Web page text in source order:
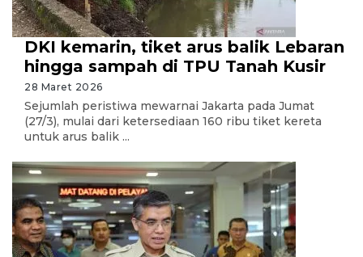
DKI kemarin, tiket arus balik Lebaran
hingga sampah di TPU Tanah Kusir
28 Maret 2026
Sejumlah peristiwa mewarnai Jakarta pada Jumat
(27/3), mulai dari ketersediaan 160 ribu tiket kereta
untuk arus balik ...